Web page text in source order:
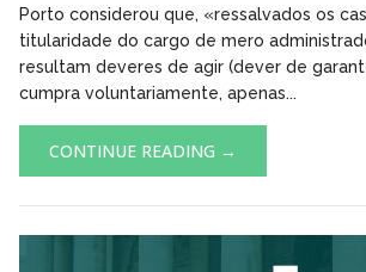
Porto considerou que, «ressalvados os
titularidade do cargo de mero
resultam deveres de agir (dever de
cumpra voluntariamente, apenas...
CONTINUE READING →